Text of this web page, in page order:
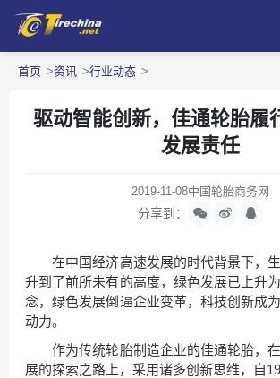
首页 资讯 行业动态
驱动智能创新，佳通轮胎履
发展责任
2019-11-08中国轮胎商务网
分享到：
在中国经济高速发展的时代背景下，生
升到了前所未有的高度，绿色发展已上升
念，绿色发展倒逼企业变革，科技创新成
动力。
作为传统轮胎制造企业的佳通轮胎，在
展的探索之路上，采用诸多创新思维，自